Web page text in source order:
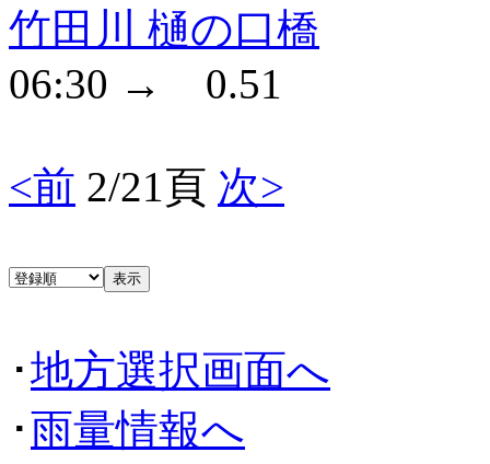
竹田川 樋の口橋
06:30 → 0.51
<前 2/21頁 次>
･地方選択画面へ
･雨量情報へ